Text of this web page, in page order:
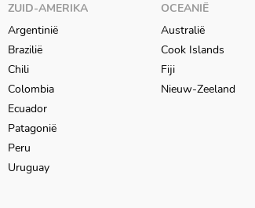
ZUID-AMERIKA
Argentinië
Brazilië
Chili
Colombia
Ecuador
Patagonië
Peru
Uruguay
OCEANIË
Australië
Cook Islands
Fiji
Nieuw-Zeeland